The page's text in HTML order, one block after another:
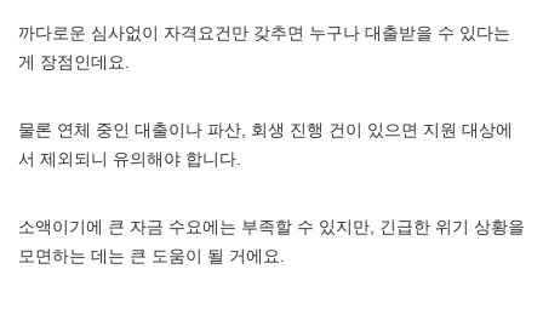
까다로운 심사없이 자격요건만 갖추면 누구나 대출받을 수 있다는
게 장점인데요.
물론 연체 중인 대출이나 파산, 회생 진행 건이 있으면 지원 대상에
서 제외되니 유의해야 합니다.
소액이기에 큰 자금 수요에는 부족할 수 있지만, 긴급한 위기 상황을
모면하는 데는 큰 도움이 될 거에요.